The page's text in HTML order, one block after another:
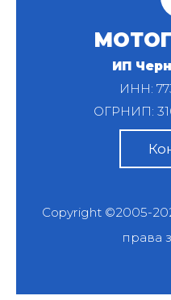
ИП
ИНН:
ОГРНИП:
Copyright ©2005-
права